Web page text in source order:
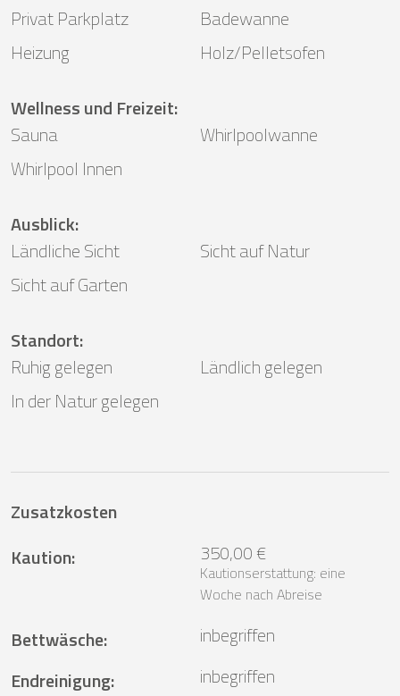
Privat Parkplatz
Badewanne
Heizung
Holz/Pelletsofen
Wellness und Freizeit:
Sauna
Whirlpoolwanne
Whirlpool Innen
Ausblick:
Ländliche Sicht
Sicht auf Natur
Sicht auf Garten
Standort:
Ruhig gelegen
Ländlich gelegen
In der Natur gelegen
Zusatzkosten
Kaution: 350,00 €
Kautionserstattung: eine
Woche nach Abreise
Bettwäsche:
inbegriffen
Endreinigung:
inbegriffen